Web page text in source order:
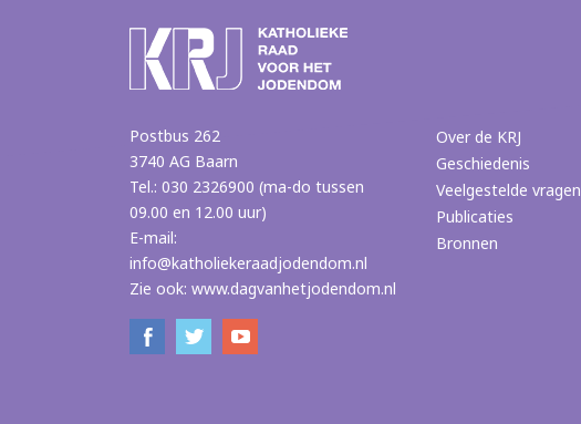
Postbus 262
3740 AG Baarn
Tel.: 030 2326900 (ma-do tussen
09.00 en 12.00 uur)
E-mail:
info@katholiekeraadjodendom.nl
Zie ook: www.dagvanhetjodendom.nl
Over de KRJ
Geschiedenis
Veelgestelde vragen
Publicaties
Bronnen